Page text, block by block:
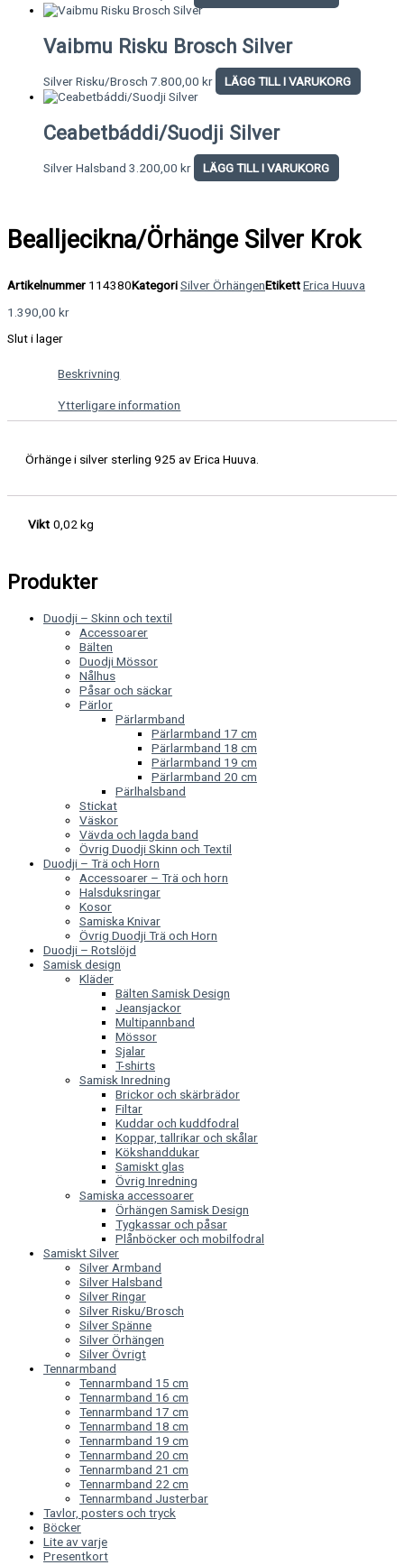
Vaibmu Risku Brosch Silver
Silver Risku/Brosch 7.800,00 kr LÄGG TILL I VARUKORG
Ceabetbáddi/Suodji Silver
Silver Halsband 3.200,00 kr LÄGG TILL I VARUKORG
Bealljecikna/Örhänge Silver Krok
Artikelnummer 114380KategoriSilver ÖrhängenEtikettErica Huuva
1.390,00 kr
Slut i lager
Beskrivning
Ytterligare information
Örhänge i silver sterling 925 av Erica Huuva.
Vikt 0,02 kg
Produkter
Duodji – Skinn och textil
Accessoarer
Bälten
Duodji Mössor
Nålhus
Påsar och säckar
Pärlor
Pärlarmband
Pärlarmband 17 cm
Pärlarmband 18 cm
Pärlarmband 19 cm
Pärlarmband 20 cm
Pärlhalsband
Stickat
Väskor
Vävda och lagda band
Övrig Duodji Skinn och Textil
Duodji – Trä och Horn
Accessoarer – Trä och horn
Halsduksringar
Kosor
Samiska Knivar
Övrig Duodji Trä och Horn
Duodji – Rotslöjd
Samisk design
Kläder
Bälten Samisk Design
Jeansjackor
Multipannband
Mössor
Sjalar
T-shirts
Samisk Inredning
Brickor och skärbrädor
Filtar
Kuddar och kuddfodral
Koppar, tallrikar och skålar
Kökshanddukar
Samiskt glas
Övrig Inredning
Samiska accessoarer
Örhängen Samisk Design
Tygkassar och påsar
Plånböcker och mobilfodral
Samiskt Silver
Silver Armband
Silver Halsband
Silver Ringar
Silver Risku/Brosch
Silver Spänne
Silver Örhängen
Silver Övrigt
Tennarmband
Tennarmband 15 cm
Tennarmband 16 cm
Tennarmband 17 cm
Tennarmband 18 cm
Tennarmband 19 cm
Tennarmband 20 cm
Tennarmband 21 cm
Tennarmband 22 cm
Tennarmband Justerbar
Tavlor, posters och tryck
Böcker
Lite av varje
Presentkort